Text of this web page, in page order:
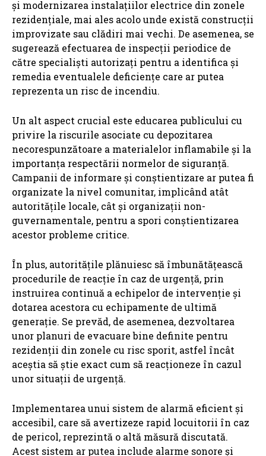
și modernizarea instalațiilor electrice din zonele
rezidențiale, mai ales acolo unde există construcții
improvizate sau clădiri mai vechi. De asemenea, se
sugerează efectuarea de inspecții periodice de
către specialiști autorizați pentru a identifica și
remedia eventualele deficiențe care ar putea
reprezenta un risc de incendiu.
Un alt aspect crucial este educarea publicului cu
privire la riscurile asociate cu depozitarea
necorespunzătoare a materialelor inflamabile și la
importanța respectării normelor de siguranță.
Campanii de informare și conștientizare ar putea fi
organizate la nivel comunitar, implicând atât
autoritățile locale, cât și organizații non-
guvernamentale, pentru a spori conștientizarea
acestor probleme critice.
În plus, autoritățile plănuiesc să îmbunătățească
procedurile de reacție în caz de urgență, prin
instruirea continuă a echipelor de intervenție și
dotarea acestora cu echipamente de ultimă
generație. Se prevăd, de asemenea, dezvoltarea
unor planuri de evacuare bine definite pentru
rezidenții din zonele cu risc sporit, astfel încât
aceștia să știe exact cum să reacționeze în cazul
unor situații de urgență.
Implementarea unui sistem de alarmă eficient și
accesibil, care să avertizeze rapid locuitorii în caz
de pericol, reprezintă o altă măsură discutată.
Acest sistem ar putea include alarme sonore și